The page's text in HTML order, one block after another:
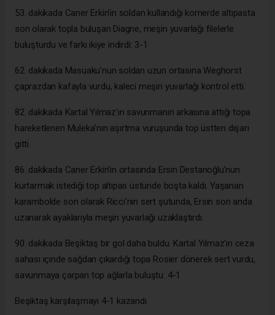
53. dakikada Caner Erkin'in soldan kullandığı kornerde altıpasta
son olarak topla buluşan Diagne, meşin yuvarlağı filelerle
buluşturdu ve farkı ikiye indirdi: 3-1
62. dakikada Masuaku'nun soldan uzun ortasına Weghorst
çaprazdan kafayla vurdu, kaleci meşin yuvarlağı kontrol etti.
82. dakikada Kartal Yılmaz'ın savunmanın arkasına attığı topa
hareketlenen Muleka'nın aşırtma vuruşunda top üstten dışarı
gitti.
86. dakikada Caner Erkin'in ortasında Ersin Destanoğlu'nun
kurtarmak istediği top altıpas üstünde boşta kaldı. Yaşanan
karambolde son olarak Ricci'nin sert şutunda, Ersin son anda
uzanarak ayaklarıyla meşin yuvarlağı uzaklaştırdı.
90. dakikada Beşiktaş bir gol daha buldu. Kartal Yılmaz'ın ceza
sahası içinde sağdan çıkardığı topa Rosier dönerek sert vurdu,
savunmaya çarpan top ağlarla buluştu: 4-1
Beşiktaş karşılaşmayı 4-1 kazandı.